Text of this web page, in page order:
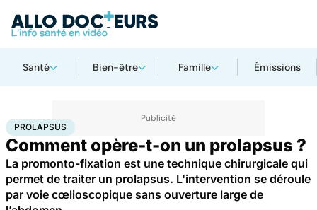
Santé Bien-être Famille Émissions
AccueilSantéMaladies
PROLAPSUS
Comment opère-t-on un prolapsus ?
La promonto-fixation est une technique chirurgicale qui
permet de traiter un prolapsus. L'intervention se déroule
par voie cœlioscopique sans ouverture large de